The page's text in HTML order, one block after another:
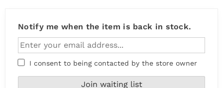
Notify me when the item is back in stock.
I consent to being contacted by the store owner